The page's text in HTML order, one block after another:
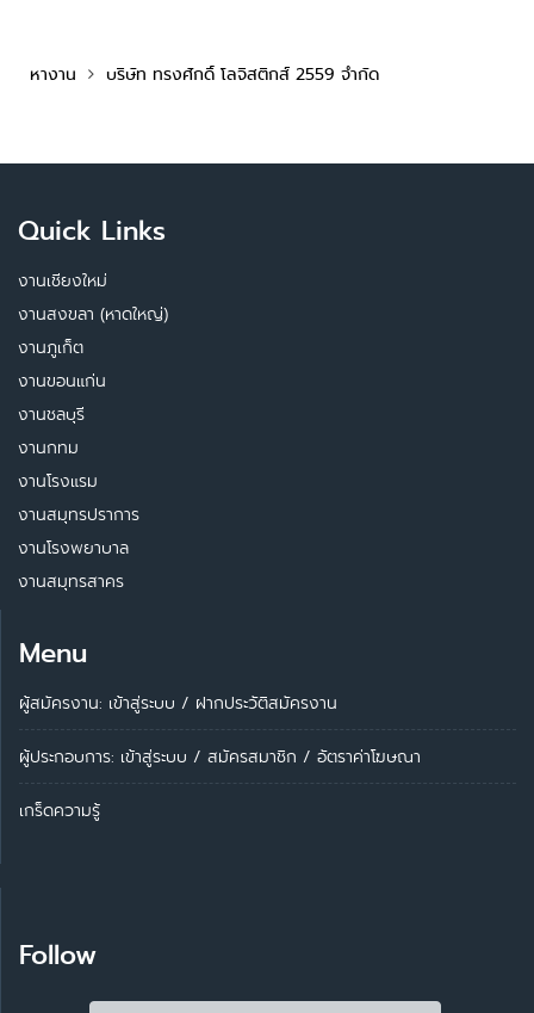
หางาน บริษัท ทรงศักดิ์ โลจิสติกส์ 2559 จำกัด
Quick Links
งานเชียงใหม่
งานสงขลา (หาดใหญ่)
งานภูเก็ต
งานขอนแก่น
งานชลบุรี
งานกทม
งานโรงแรม
งานสมุทรปราการ
งานโรงพยาบาล
งานสมุทรสาคร
Menu
ผู้สมัครงาน: เข้าสู่ระบบ / ฝากประวัติสมัครงาน
ผู้ประกอบการ: เข้าสู่ระบบ / สมัครสมาชิก / อัตราค่าโฆษณา
เกร็ดความรู้
Follow